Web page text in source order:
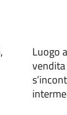
Luogo